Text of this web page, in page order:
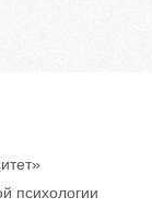
психологии